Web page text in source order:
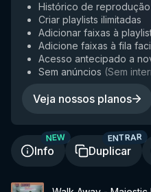
Histórico de reprodução
Criar playlists ilimitadas
Adicionar faixas à
Adicione faixas à fila
Acesso antecipado a
Sem anúncios (Sem
Veja nossos planos
Info
NEW
Duplicar
ENTRAR